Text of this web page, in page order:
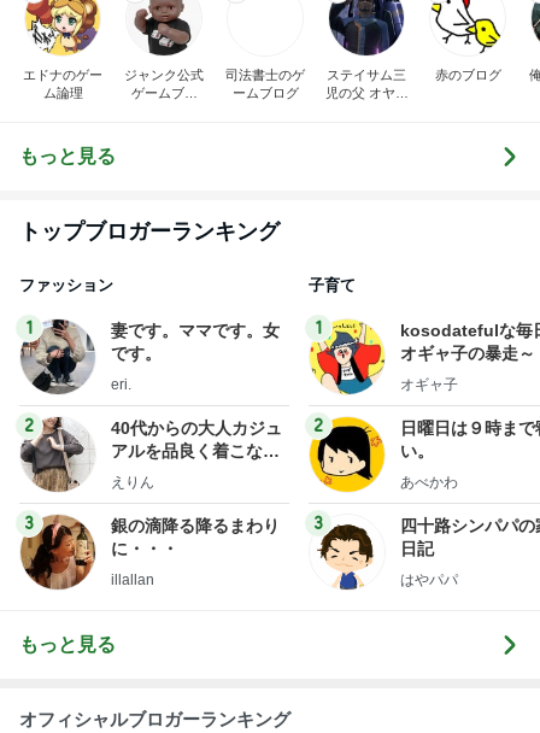
エドナのゲー
ム論理
ジャンク公式
ゲームブロ
司法書士のゲ
ームブログ
ステイサム三
児の父 オヤジ
赤のブログ
もっと見る
トップブロガーランキング
ファッション
1
妻です。ママです。女
です。
eri.
2
40代からの大人カジュ
アルを品良く着こなす
ファッションブログ
えりん
3
銀の滴降る降るまわり
に・・・
illallan
子育て
1
kosodatefulな毎
オギャ子の暴走～
オギャ子
2
日曜日は９時まで
い。
あべかわ
3
四十路シンパパの
日記
はやパパ
もっと見る
オフィシャルブロガーランキング